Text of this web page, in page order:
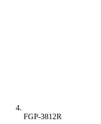
FGP-3812R